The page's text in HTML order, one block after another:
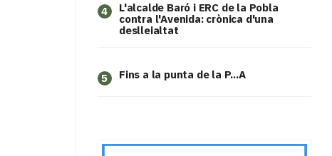
4
L'alcalde Baró i ERC de la Pobla
contra l'Avenida: crònica d'una
deslleialtat
5 Fins a la punta de la P...A